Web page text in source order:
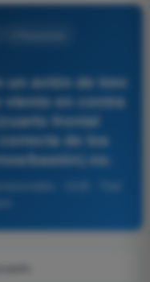
un avión de tren
en contra
frontal
de los
bastón) es:
- ULM - Test